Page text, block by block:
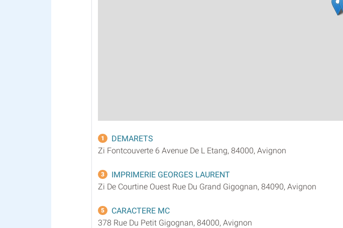
1
DEMARETS
Zi Fontcouverte 6 Avenue De L Etang, 84000, Avignon
3
IMPRIMERIE GEORGES LAURENT
Zi De Courtine Ouest Rue Du Grand Gigognan, 84090, Avignon
5
CARACTERE MC
378 Rue Du Petit Gigognan, 84000, Avignon